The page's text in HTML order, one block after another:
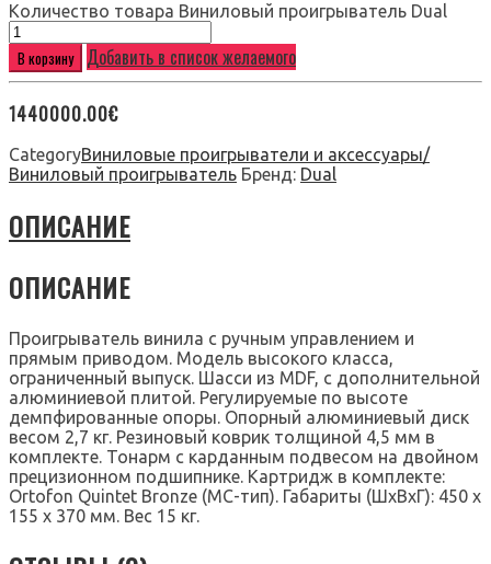
Количество товара Виниловый проигрыватель Dual
В корзину Добавить в список желаемого
1440000.00€
CategoryВиниловые проигрыватели и аксессуары/
Виниловый проигрыватель Бренд: Dual
ОПИСАНИЕ
ОПИСАНИЕ
Проигрыватель винила с ручным управлением и
прямым приводом. Модель высокого класса,
ограниченный выпуск. Шасси из MDF, с дополнительной
алюминиевой плитой. Регулируемые по высоте
демпфированные опоры. Опорный алюминиевый диск
весом 2,7 кг. Резиновый коврик толщиной 4,5 мм в
комплекте. Тонарм с карданным подвесом на двойном
прецизионном подшипнике. Картридж в комплекте:
Ortofon Quintet Bronze (MC-тип). Габариты (ШхВхГ): 450 х
155 х 370 мм. Вес 15 кг.